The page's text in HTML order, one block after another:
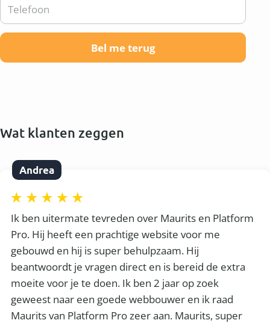
Wat klanten zeggen
Andrea
Ik ben uitermate tevreden over Maurits en Platform
Pro. Hij heeft een prachtige website voor me
gebouwd en hij is super behulpzaam. Hij
beantwoordt je vragen direct en is bereid de extra
moeite voor je te doen. Ik ben 2 jaar op zoek
geweest naar een goede webbouwer en ik raad
Maurits van Platform Pro zeer aan. Maurits, super